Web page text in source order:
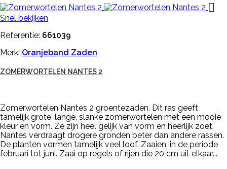

Snel bekijken
Referentie: 661039
Merk: Oranjeband Zaden
ZOMERWORTELEN NANTES 2
Zomerwortelen Nantes 2 groentezaden. Dit ras geeft
tamelijk grote, lange, slanke zomerwortelen met een mooie
kleur en vorm. Ze zijn heel gelijk van vorm en heerlijk zoet.
Nantes verdraagt drogere gronden beter dan andere rassen.
De planten vormen tamelijk veel loof. Zaaien: in de periode
februari tot juni. Zaai op regels of rijen die 20 cm uit elkaar...